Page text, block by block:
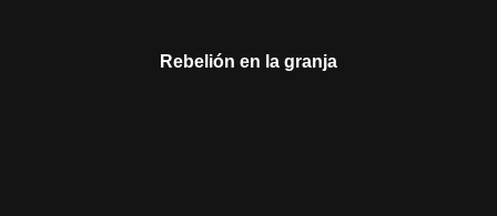
Rebelión en la granja